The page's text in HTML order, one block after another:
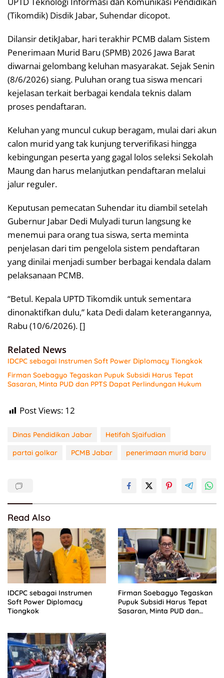
(Tikomdik) Disdik Jabar, Suhendar dicopot.
Dilansir detikJabar, hari terakhir PCMB dalam Sistem
Penerimaan Murid Baru (SPMB) 2026 Jawa Barat
diwarnai gelombang keluhan masyarakat. Sejak Senin
(8/6/2026) siang. Puluhan orang tua siswa mencari
kejelasan terkait berbagai kendala teknis dalam
proses pendaftaran.
Keluhan yang muncul cukup beragam, mulai dari akun
calon murid yang tak kunjung terverifikasi hingga
kebingungan peserta yang gagal lolos seleksi Sekolah
Maung dan harus melanjutkan pendaftaran melalui
jalur reguler.
Keputusan pemecatan Suhendar itu diambil setelah
Gubernur Jabar Dedi Mulyadi turun langsung ke
menemui para orang tua siswa, serta meminta
penjelasan dari tim pengelola sistem pendaftaran
yang dinilai menjadi sumber berbagai kendala dalam
pelaksanaan PCMB.
“Betul. Kepala UPTD Tikomdik untuk sementara
dinonaktifkan dulu,” kata Dedi dalam keterangannya,
Rabu (10/6/2026). []
Related News
IDCPC sebagai Instrumen Soft Power Diplomacy Tiongkok
Firman Soebagyo Tegaskan Pupuk Subsidi Harus Tepat
Sasaran, Minta PUD dan PPTS Dapat Perlindungan Hukum
Post Views: 12
Dinas Pendidikan Jabar
Hetifah Sjaifudian
partai golkar
PCMB Jabar penerimaan murid baru
Read Also
IDCPC sebagai Instrumen
Soft Power Diplomacy
Tiongkok
Firman Soebagyo Tegaskan
Pupuk Subsidi Harus Tepat
Sasaran, Minta PUD dan